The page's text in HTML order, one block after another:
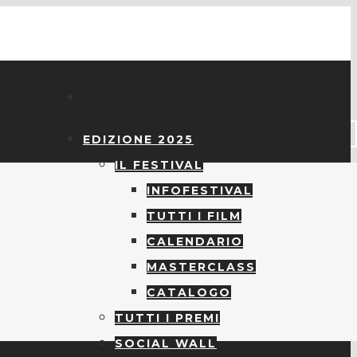
EDIZIONE 2025
IL FESTIVAL
INFOFESTIVAL
TUTTI I FILM
CALENDARIO
MASTERCLASS
CATALOGO
TUTTI I PREMI
SOCIAL WALL